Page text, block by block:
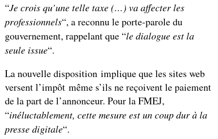
“Je crois qu’une telle taxe (…) va affecter les
professionnels“, a reconnu le porte-parole du
gouvernement, rappelant que “le dialogue est la
seule issue“.
La nouvelle disposition implique que les sites web
versent l’impôt même s’ils ne reçoivent le paiement
de la part de l’annonceur. Pour la FMEJ,
“inéluctablement, cette mesure est un coup dur à la
presse digitale“.